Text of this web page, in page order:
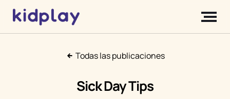
Todas las publicaciones
Sick Day Tips